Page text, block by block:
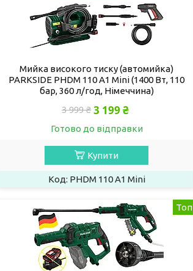
Мийка високого тиску (автомийка)
PARKSIDE PHDM 110 A1 Mini (1400 Вт, 110
бар, 360 л/год, Німеччина)
3 999 ₴ 3 199 ₴
Готово до відправки
Купити
PHDM 110 A1 Mini
Топ